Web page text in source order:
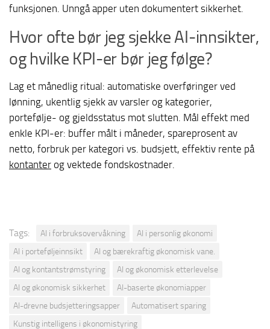
funksjonen. Unngå apper uten dokumentert sikkerhet.
Hvor ofte bør jeg sjekke AI-innsikter,
og hvilke KPI-er bør jeg følge?
Lag et månedlig ritual: automatiske overføringer ved
lønning, ukentlig sjekk av varsler og kategorier,
portefølje- og gjeldsstatus mot slutten. Mål effekt med
enkle KPI-er: buffer målt i måneder, spareprosent av
netto, forbruk per kategori vs. budsjett, effektiv rente på
kontanter og vektede fondskostnader.
Tags: AI i forbruksovervåkning
AI i personlig økonomi
AI i porteføljeinnsikt
AI og bærekraftig økonomisk vane.
AI og kontantstrømstyring
AI og økonomisk etterlevelse
AI og økonomisk sikkerhet
AI-baserte økonomiapper
AI-drevne budsjetteringsapper
Automatisert sparing
Kunstig intelligens i økonomistyring